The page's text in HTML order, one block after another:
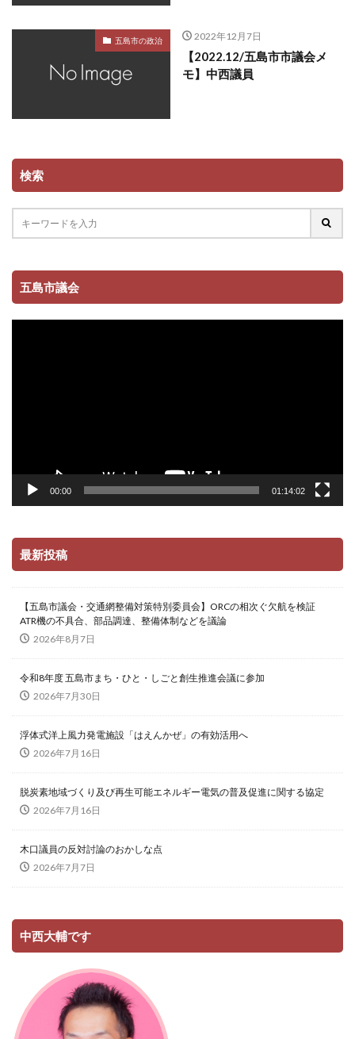
五島市の政治 2022年12月7日
【2022.12/五島市市議会メ
モ】中西議員
検索
五島市議会
動
00:00 01:14:02
最新投稿
【五島市議会・交通網整備対策特別委員会】ORCの相次ぐ欠航を検証
ATR機の不具合、部品調達、整備体制などを議論
2026年8月7日
令和8年度 五島市まち・ひと・しごと創生推進会議に参加
2026年7月30日
浮体式洋上風力発電施設「はえんかぜ」の有効活用へ
2026年7月16日
脱炭素地域づくり及び再生可能エネルギー電気の普及促進に関する協定
2026年7月16日
木口議員の反対討論のおかしな点
2026年7月7日
中西大輔です